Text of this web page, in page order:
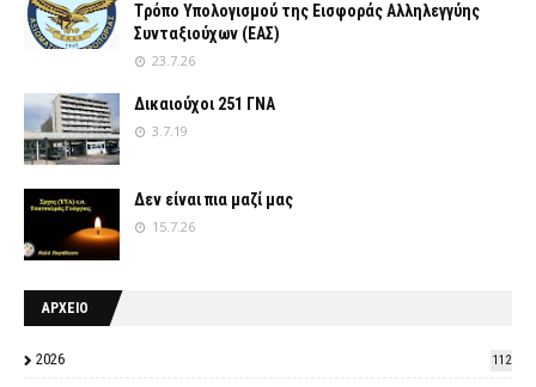
Tρόπο Yπολογισμού της Εισφοράς Αλληλεγγύης
Συνταξιούχων (ΕΑΣ)
23.7.26
Δικαιούχοι 251 ΓΝΑ
3.7.19
Δεν είναι πια μαζί μας
15.7.26
ΑΡΧΕΙΟ
2026 112